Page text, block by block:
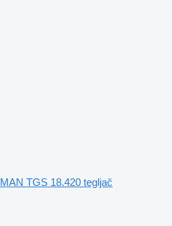
MAN TGS 18.420 tegljač